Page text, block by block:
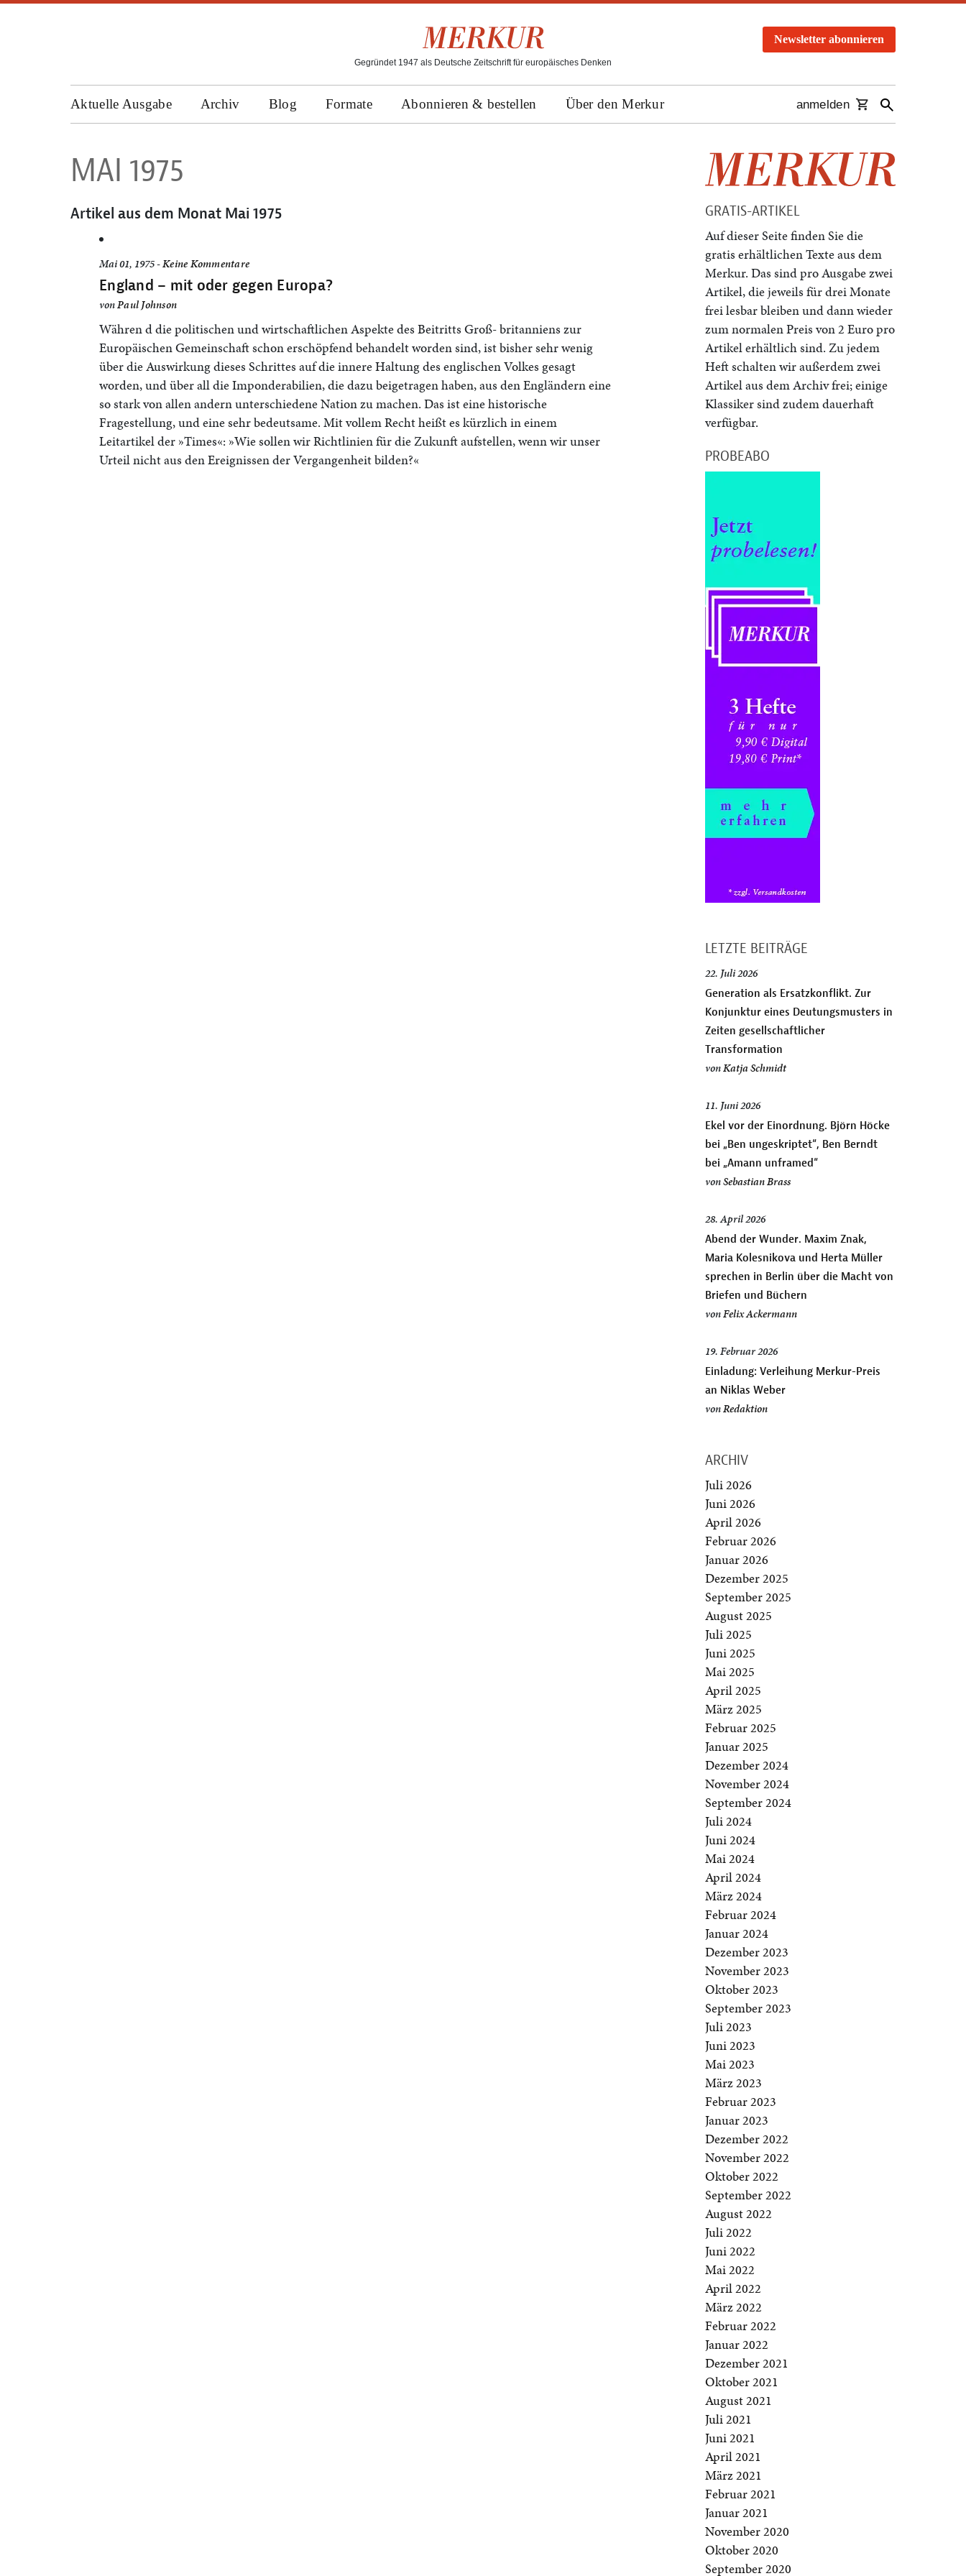
Gegründet 1947 als Deutsche Zeitschrift für europäisches Denken
Newsletter abonnieren
Aktuelle Ausgabe Archiv Blog Formate Abonnieren & bestellen Über den Merkur anmelden
MAI 1975
Artikel aus dem Monat Mai 1975
Mai 01, 1975 -Keine Kommentare
England – mit oder gegen Europa?
vonPaul Johnson
Währen d die politischen und wirtschaftlichen Aspekte des Beitritts Groß- britanniens zur
Europäischen Gemeinschaft schon erschöpfend behandelt worden sind, ist bisher sehr wenig
über die Auswirkung dieses Schrittes auf die innere Haltung des englischen Volkes gesagt
worden, und über all die Imponderabilien, die dazu beigetragen haben, aus den Engländern eine
so stark von allen andern unterschiedene Nation zu machen. Das ist eine historische
Fragestellung, und eine sehr bedeutsame. Mit vollem Recht heißt es kürzlich in einem
Leitartikel der »Times«: »Wie sollen wir Richtlinien für die Zukunft aufstellen, wenn wir unser
Urteil nicht aus den Ereignissen der Vergangenheit bilden?«
GRATIS-ARTIKEL
Auf dieser Seite finden Sie die
gratis erhältlichen Texte aus dem
Merkur. Das sind pro Ausgabe zwei
Artikel, die jeweils für drei Monate
frei lesbar bleiben und dann wieder
zum normalen Preis von 2 Euro pro
Artikel erhältlich sind. Zu jedem
Heft schalten wir außerdem zwei
Artikel aus dem Archiv frei; einige
Klassiker sind zudem dauerhaft
verfügbar.
PROBEABO
LETZTE BEITRÄGE
22. Juli 2026
Generation als Ersatzkonflikt. Zur
Konjunktur eines Deutungsmusters in
Zeiten gesellschaftlicher
Transformation
vonKatja Schmidt
11. Juni 2026
Ekel vor der Einordnung. Björn Höcke
bei „Ben ungeskriptet“, Ben Berndt
bei „Amann unframed“
vonSebastian Brass
28. April 2026
Abend der Wunder. Maxim Znak,
Maria Kolesnikova und Herta Müller
sprechen in Berlin über die Macht von
Briefen und Büchern
vonFelix Ackermann
19. Februar 2026
Einladung: Verleihung Merkur-Preis
an Niklas Weber
vonRedaktion
ARCHIV
Juli 2026
Juni 2026
April 2026
Februar 2026
Januar 2026
Dezember 2025
September 2025
August 2025
Juli 2025
Juni 2025
Mai 2025
April 2025
März 2025
Februar 2025
Januar 2025
Dezember 2024
November 2024
September 2024
Juli 2024
Juni 2024
Mai 2024
April 2024
März 2024
Februar 2024
Januar 2024
Dezember 2023
November 2023
Oktober 2023
September 2023
Juli 2023
Juni 2023
Mai 2023
März 2023
Februar 2023
Januar 2023
Dezember 2022
November 2022
Oktober 2022
September 2022
August 2022
Juli 2022
Juni 2022
Mai 2022
April 2022
März 2022
Februar 2022
Januar 2022
Dezember 2021
Oktober 2021
August 2021
Juli 2021
Juni 2021
April 2021
März 2021
Februar 2021
Januar 2021
November 2020
Oktober 2020
September 2020